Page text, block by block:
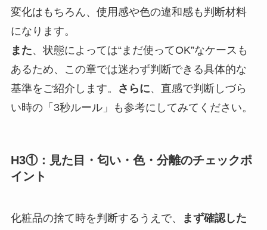
変化はもちろん、使用感や色の違和感も判断材料
になります。
また、状態によっては“まだ使ってOK”なケースも
あるため、この章では迷わず判断できる具体的な
基準をご紹介します。
さらに、直感で判断しづら
い時の「3秒ルール」も参考にしてみてください。
H3①：見た目・匂い・色・分離のチェックポ
イント
化粧品の捨て時を判断するうえで、
まず確認した